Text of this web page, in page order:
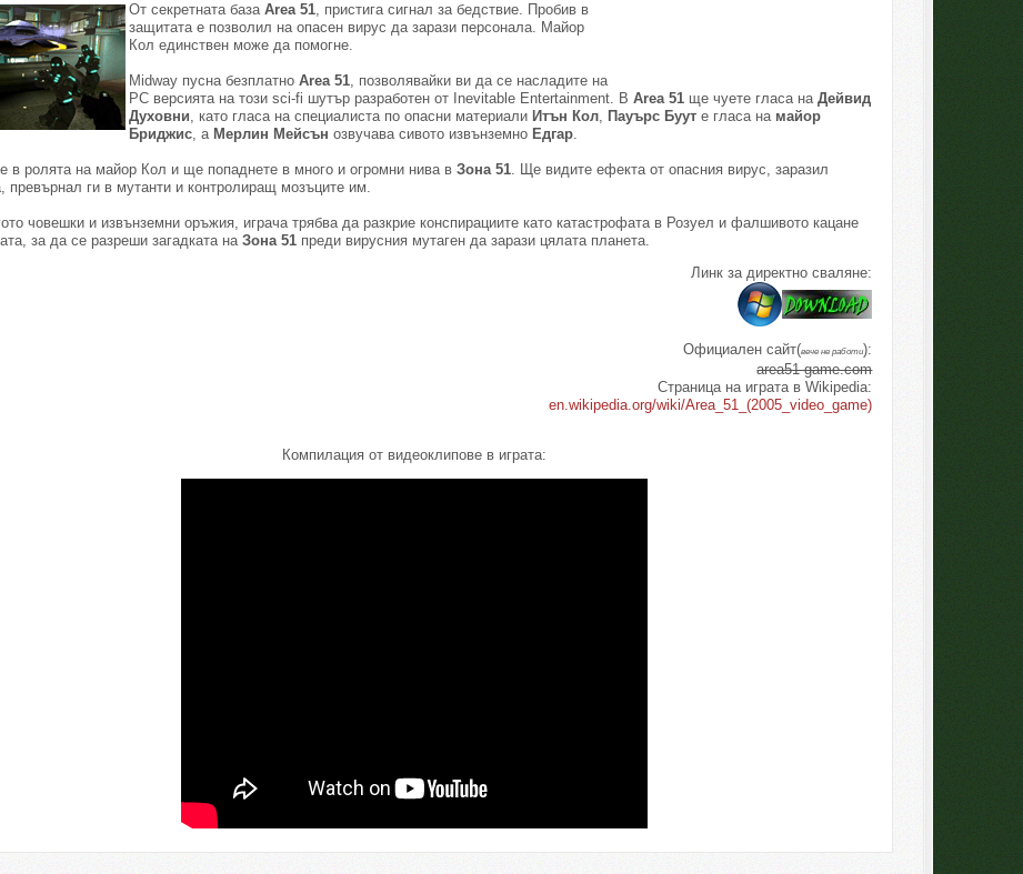
От секретната база Area 51, пристига сигнал за бедствие. Пробив в
защитата е позволил на опасен вирус да зарази персонала. Майор
Кол единствен може да помогне.
Midway пусна безплатно Area 51, позволявайки ви да се насладите на
PC версията на този sci-fi шутър разработен от Inevitable Entertainment. В Area 51ще чуете гласа на Дейвид
Духовни, като гласа на специалиста по опасни материали Итън Кол, Пауърс Бууте гласа на майор
Бриджис, а Мерлин Мейсън озвучава сивото извънземно Едгар.
в ролята на майор Кол и ще попаднете в много и огромни нива в Зона 51. Ще видите ефекта от опасния вирус, заразил
превърнал ги в мутанти и контролиращ мозъците им.
човешки и извънземни оръжия, играча трябва да разкрие конспирациите като катастрофата в Розуел и фалшивото кацане
за да се разреши загадката на Зона 51преди вирусния мутаген да зарази цялата планета.
Линк за директно сваляне:
Официален сайт(вече не работи):
area51-game.com
Страница на играта в Wikipedia:
en.wikipedia.org/wiki/Area_51_(2005_video_game)
Компилация от видеоклипове в играта: